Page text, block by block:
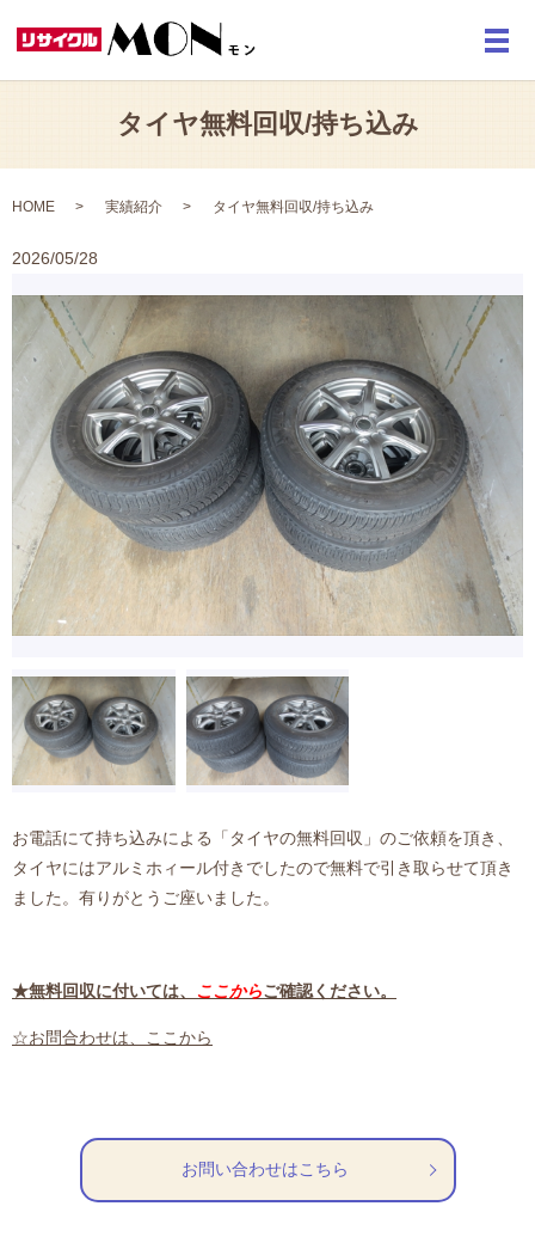
メ
タイヤ無料回収/持ち込み
HOME 実績紹介 タイヤ無料回収/持ち込み
2026/05/28
お電話にて持ち込みによる「タイヤの無料回収」のご依頼を頂き、
タイヤにはアルミホィール付きでしたので無料で引き取らせて頂き
ました。有りがとうご座いました。
★無料回収に付いては、 ここからご確認ください。
☆お問合わせは、ここから
お問い合わせはこちら